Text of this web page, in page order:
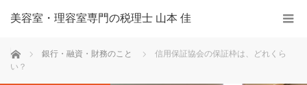
美容室・理容室専門の税理士 山本 佳
ホーム 銀行・融資・財務のこと
信用保証協会の保証枠は、どれくら
い？